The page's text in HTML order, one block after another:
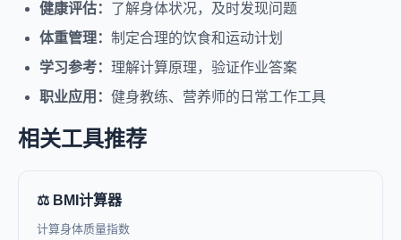
健康评估： 了解身体状况，及时发现问题
体重管理： 制定合理的饮食和运动计划
学习参考： 理解计算原理，验证作业答案
职业应用： 健身教练、营养师的日常工作工具
相关工具推荐
⚖️ BMI计算器
计算身体质量指数